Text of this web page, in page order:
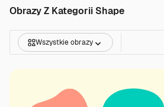
Obrazy Z Kategorii Shape
Wszystkie obrazy